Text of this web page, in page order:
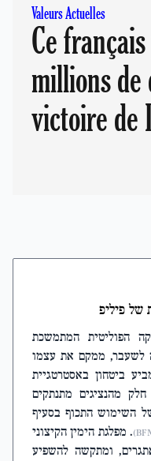
Valeurs Actuelles
Ce
millions
victoire de
של פיליפ
הפוליטית המתמשכת
לשעבר, ממקם את עצמו
לנשיאות 2027, ומביע ביטחון באסטרטגיית
חלק מהנציגים מתנתקים
השימוש התכוף בסעיף
. מפלגת הימין הקיצוני
ומתקשה להשפיע